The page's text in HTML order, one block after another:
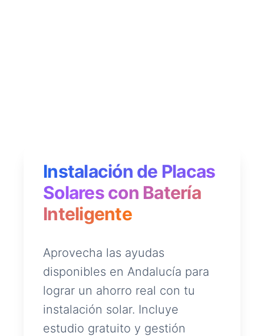
Instalación de Placas
Solares con Batería
Inteligente
Aprovecha las ayudas
disponibles en Andalucía para
lograr un ahorro real con tu
instalación solar. Incluye
estudio gratuito y gestión